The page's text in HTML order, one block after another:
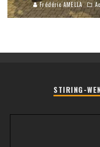
Frédéric AMELLA
STIRING-